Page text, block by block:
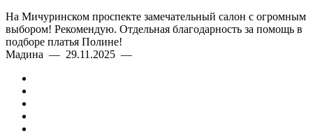
На Мичуринском проспекте замечательный салон с огромным
выбором! Рекомендую. Отдельная благодарность за помощь в
подборе платья Полине!
Мадина — 29.11.2025 —